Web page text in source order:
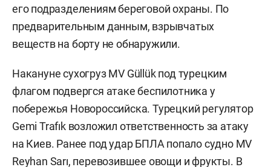
его подразделениям береговой охраны. По
предварительным данным, взрывчатых
веществ на борту не обнаружили.
Накануне сухогруз MV Güllük под турецким
флагом подвергся атаке беспилотника у
побережья Новороссийска. Турецкий регулятор
Gemi Trafık возложил ответственность за атаку
на Киев. Ранее под удар БПЛА попало судно MV
Reyhan Sarı, перевозившее овощи и фрукты. В